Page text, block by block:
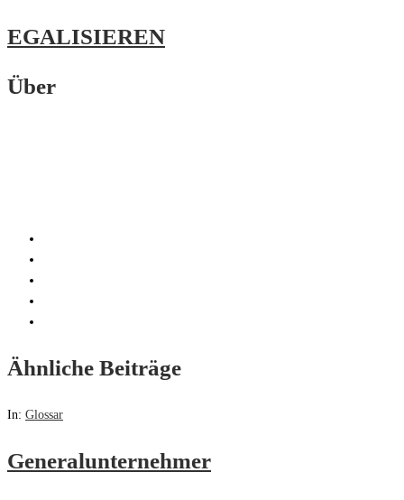
EGALISIEREN
Über
Ähnliche Beiträge
In: Glossar
Generalunternehmer